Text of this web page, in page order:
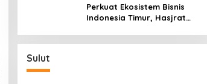
Kas Mitra Utama, Jangkau
Wilayah Kepulauan
Perkuat Ekosistem Bisnis
Indonesia Timur, Hasjrat
Sulut